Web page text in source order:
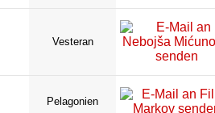
Vesteran
Pelagonien